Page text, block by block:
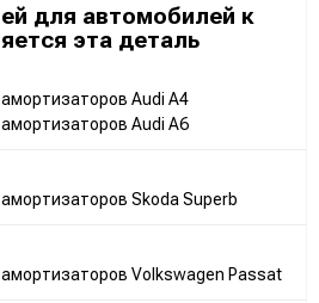
для автомобилей к
эта деталь
Audi A4
Audi A6
Skoda Superb
Volkswagen Passat